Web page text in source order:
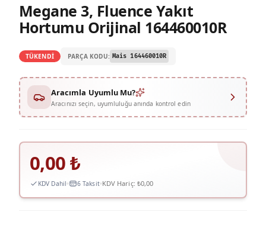
Megane 3, Fluence Yakıt
Hortumu Orijinal 164460010R
TÜKENDİ PARÇA KODU: Mais 164460010R
Aracımla Uyumlu Mu?
Aracınızı seçin, uyumluluğu anında kontrol edin
0,00₺
KDV Dahil 6 Taksit KDV Hariç: ₺0,00